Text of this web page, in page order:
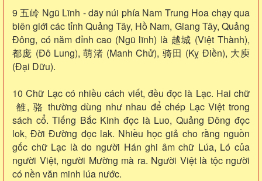
9 五岭 Ngũ Lĩnh - dãy núi phía Nam Trung Hoa chạy qua
biên giới các tỉnh Quảng Tây, Hồ Nam, Giang Tây, Quảng
Đông, có năm đỉnh cao (Ngũ lĩnh) là 越城 (Việt Thành),
都庞 (Đô Lung), 萌渚 (Manh Chử), 骑田 (Kỵ Điền), 大庾
(Đại Dữu).
10 Chữ Lạc có nhiều cách viết, đều đọc là Lạc. Hai chữ
雒, 骆 thường dùng như nhau để chép Lạc Việt trong
sách cổ. Tiếng Bắc Kinh đọc là Luo, Quảng Đông đọc
lok, Đời Đường đọc lak. Nhiều học giả cho rằng nguồn
gốc chữ Lạc là do người Hán ghi âm chữ Lúa, Ló của
người Việt, người Mường mà ra. Người Việt là tộc người
có nền văn minh lúa nước.